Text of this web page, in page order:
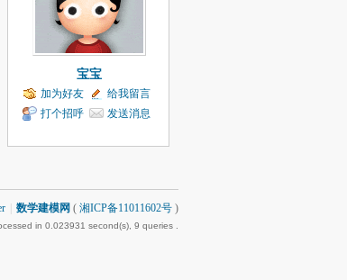
宝宝
加为好友
给我留言
打个招呼
发送消息
数学建模网 ( 湘ICP备11011602号 )
in 0.023931 second(s), 9 queries .